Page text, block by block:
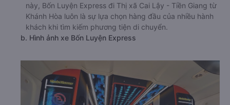
này, Bốn Luyện Express đi Thị xã Cai Lậy - Tiền Giang từ
Khánh Hòa luôn là sự lựa chọn hàng đầu của nhiều hành
khách khi tìm kiếm phương tiện di chuyển.
b. Hình ảnh xe Bốn Luyện Express